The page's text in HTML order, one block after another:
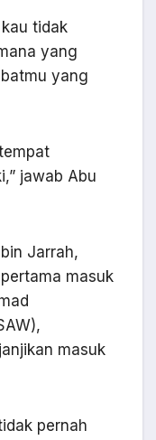
tidak
yang
yang
jawab Abu
Jarrah,
masuk
masuk
pernah